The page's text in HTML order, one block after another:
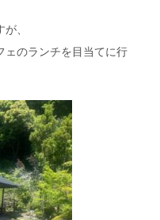
、
ェのランチを目当てに行